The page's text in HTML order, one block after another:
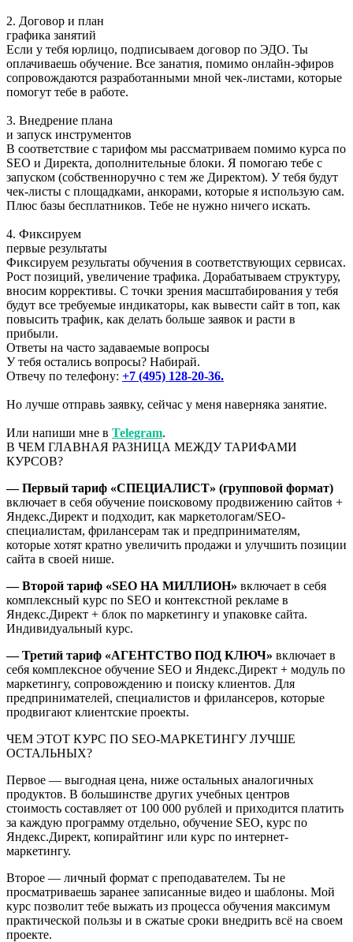
2. Договор и план
графика занятий
Если у тебя юрлицо, подписываем договор по ЭДО. Ты
оплачиваешь обучение. Все занатия, помимо онлайн-эфиров
сопровождаются разработанными мной чек-листами, которые
помогут тебе в работе.
3. Внедрение плана
и запуск инструментов
В соответствие с тарифом мы рассматриваем помимо курса по
SEO и Директа, дополнительные блоки. Я помогаю тебе с
запуском (собственноручно с тем же Директом). У тебя будут
чек-листы с площадками, анкорами, которые я использую сам.
Плюс базы бесплатников. Тебе не нужно ничего искать.
4. Фиксируем
первые результаты
Фиксируем результаты обучения в соответствующих сервисах.
Рост позиций, увеличение трафика. Дорабатываем структуру,
вносим коррективы. С точки зрения масштабирования у тебя
будут все требуемые индикаторы, как вывести сайт в топ, как
повысить трафик, как делать больше заявок и расти в
прибыли.
Ответы на часто задаваемые вопросы
У тебя остались вопросы? Набирай.
Отвечу по телефону: +7 (495) 128-20-36.
Но лучше отправь заявку, сейчас у меня наверняка занятие.
Или напиши мне в Telegram.
В ЧЕМ ГЛАВНАЯ РАЗНИЦА МЕЖДУ ТАРИФАМИ
КУРСОВ?
— Первый тариф «СПЕЦИАЛИСТ» (групповой формат)
включает в себя обучение поисковому продвижению сайтов +
Яндекс.Директ и подходит, как маркетологам/SEO-
специалистам, фрилансерам так и предпринимателям,
которые хотят кратно увеличить продажи и улучшить позиции
сайта в своей нише.
— Второй тариф «SEO НА МИЛЛИОН» включает в себя
комплексный курс по SEO и контекстной рекламе в
Яндекс.Директ + блок по маркетингу и упаковке сайта.
Индивидуальный курс.
— Третий тариф «АГЕНТСТВО ПОД КЛЮЧ» включает в
себя комплексное обучение SEO и Яндекс.Директ + модуль по
маркетингу, сопровождению и поиску клиентов. Для
предпринимателей, специалистов и фрилансеров, которые
продвигают клиентские проекты.
ЧЕМ ЭТОТ КУРС ПО SEO-МАРКЕТИНГУ ЛУЧШЕ
ОСТАЛЬНЫХ?
Первое — выгодная цена, ниже остальных аналогичных
продуктов. В большинстве других учебных центров
стоимость составляет от 100 000 рублей и приходится платить
за каждую программу отдельно, обучение SEO, курс по
Яндекс.Директ, копирайтинг или курс по интернет-
маркетингу.
Второе — личный формат с преподавателем. Ты не
просматриваешь заранее записанные видео и шаблоны. Мой
курс позволит тебе выжать из процесса обучения максимум
практической пользы и в сжатые сроки внедрить всё на своем
проекте.